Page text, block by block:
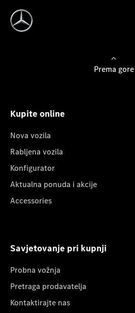
Prema gore
Kupite online
Nova vozila
Rabljena vozila
Konfigurator
Aktualna ponuda i akcije
Accessories
Savjetovanje pri kupnji
Probna vožnja
Pretraga prodavatelja
Kontaktirajte nas